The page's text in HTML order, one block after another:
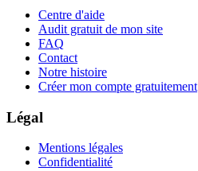
Centre d'aide
Audit gratuit de mon site
FAQ
Contact
Notre histoire
Créer mon compte gratuitement
Légal
Mentions légales
Confidentialité